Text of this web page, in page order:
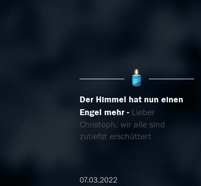
Der Himmel hat nun einen
Engel mehr
Lieber
Christoph, wir alle sind
zutiefst erschüttert
07.03.2022